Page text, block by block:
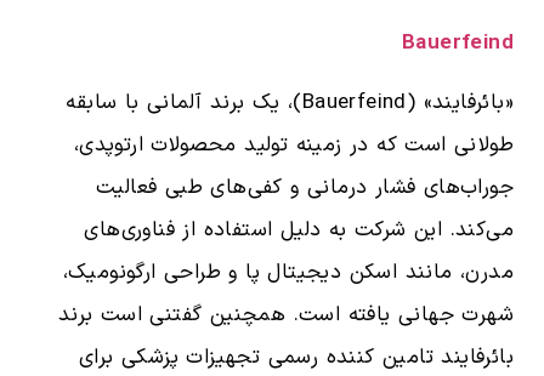
Bauerfeind
«بائرفایند» (Bauerfeind)، یک برند آلمانی با سابقه
طولانی است که در زمینه تولید محصولات ارتوپدی،
جوراب‌های فشار درمانی و کفی‌های طبی فعالیت
می‌کند. این شرکت به دلیل استفاده از فناوری‌های
مدرن، مانند اسکن دیجیتال پا و طراحی ارگونومیک،
شهرت جهانی یافته است. همچنین گفتنی است برند
بائرفایند تامین کننده رسمی تجهیزات پزشکی برای